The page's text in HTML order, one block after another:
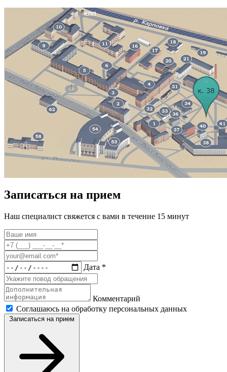
Записаться на прием
Наш специалист свяжется с вами в течение 15 минут
Дата *
Комментарий
Соглашаюсь на обработку персональных данных
Записаться на прием